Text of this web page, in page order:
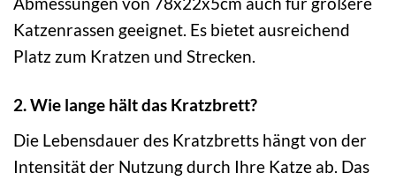
Katzenrassen geeignet. Es bietet ausreichend
Platz zum Kratzen und Strecken.
2. Wie lange hält das Kratzbrett?
Die Lebensdauer des Kratzbretts hängt von der
Intensität der Nutzung durch Ihre Katze ab. Das